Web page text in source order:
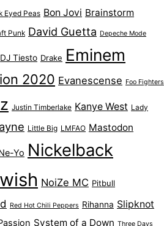
Eyed Peas Bon Jovi Brainstorm
Punk David Guetta Depeche Mode
DJ Tiesto Drake Eminem
2020 Evanescense Foo Fighters
Justin Timberlake Kanye West Lady
Little Big LMFAO Mastodon
Yo Nickelback
NoiZe MC Pitbull
Red Hot Chili Peppers Rihanna Slipknot
System of a Down Three Days